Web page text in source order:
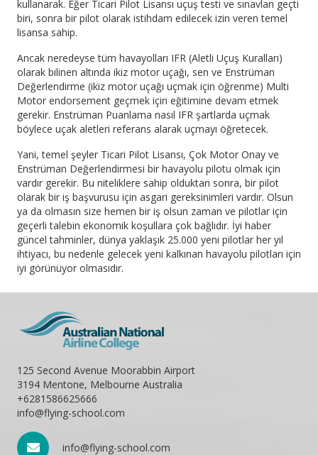
kullanarak. Eğer Ticari Pilot Lisansı uçuş testi ve sınavları geçti
biri, sonra bir pilot olarak istihdam edilecek izin veren temel
lisansa sahip.
Ancak neredeyse tüm havayolları IFR (Aletli Uçuş Kuralları)
olarak bilinen altında ikiz motor uçağı, sen ve Enstrüman
Değerlendirme (ikiz motor uçağı uçmak için öğrenme) Multi
Motor endorsement geçmek için eğitimine devam etmek
gerekir. Enstrüman Puanlama nasıl IFR şartlarda uçmak
böylece uçak aletleri referans alarak uçmayı öğretecek.
Yani, temel şeyler Ticari Pilot Lisansı, Çok Motor Onay ve
Enstrüman Değerlendirmesi bir havayolu pilotu olmak için
vardır gerekir. Bu niteliklere sahip olduktan sonra, bir pilot
olarak bir iş başvurusu için asgari gereksinimleri vardır. Olsun
ya da olmasın size hemen bir iş olsun zaman ve pilotlar için
geçerli talebin ekonomik koşullara çok bağlıdır. İyi haber
güncel tahminler, dünya yaklaşık 25.000 yeni pilotlar her yıl
ihtiyacı, bu nedenle gelecek yeni kalkınan havayolu pilotları için
iyi görünüyor olmasıdır.
125 Second Avenue Moorabbin Airport
3194 Mentone, Melbourne Australia
+6281586625666
info@flying-school.com
info@flying-school.com